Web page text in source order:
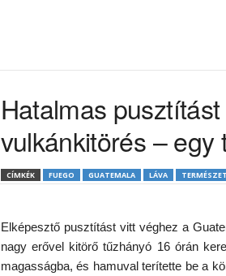
Hatalmas
vulkánkitörés – egy
CÍMKÉK FUEGO GUATEMALA LÁVA
Elképesztő pusztítást vitt véghez a
nagy erővel kitörő tűzhányó 16 órán
magasságba, és hamuval terítette be a